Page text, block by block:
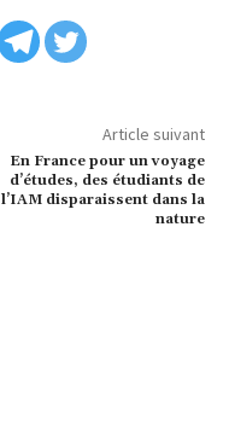
Article suivant
En France pour un voyage
d’études, des étudiants de
l’IAM disparaissent dans la
nature